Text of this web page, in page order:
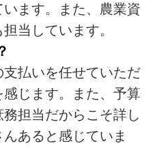
ます。また、農業資
当しています。
払いを任せていただ
じます。また、予算
担当だからこそ詳し
あると感じていま